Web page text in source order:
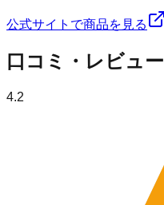
公式サイトで商品を見る
口コミ・レビュー
4.2